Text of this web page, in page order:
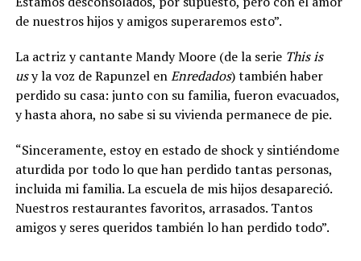
de nuestros hijos y amigos superaremos esto”.
La actriz y cantante Mandy Moore (de la serieThis is
usy la voz de Rapunzel enEnredados) también haber
perdido su casa: junto con su familia, fueron evacuados,
y hasta ahora, no sabe si su vivienda permanece de pie.
“Sinceramente, estoy en estado de shock y sintiéndome
aturdida por todo lo que han perdido tantas personas,
incluida mi familia. La escuela de mis hijos desapareció.
Nuestros restaurantes favoritos, arrasados. Tantos
amigos y seres queridos también lo han perdido todo”.